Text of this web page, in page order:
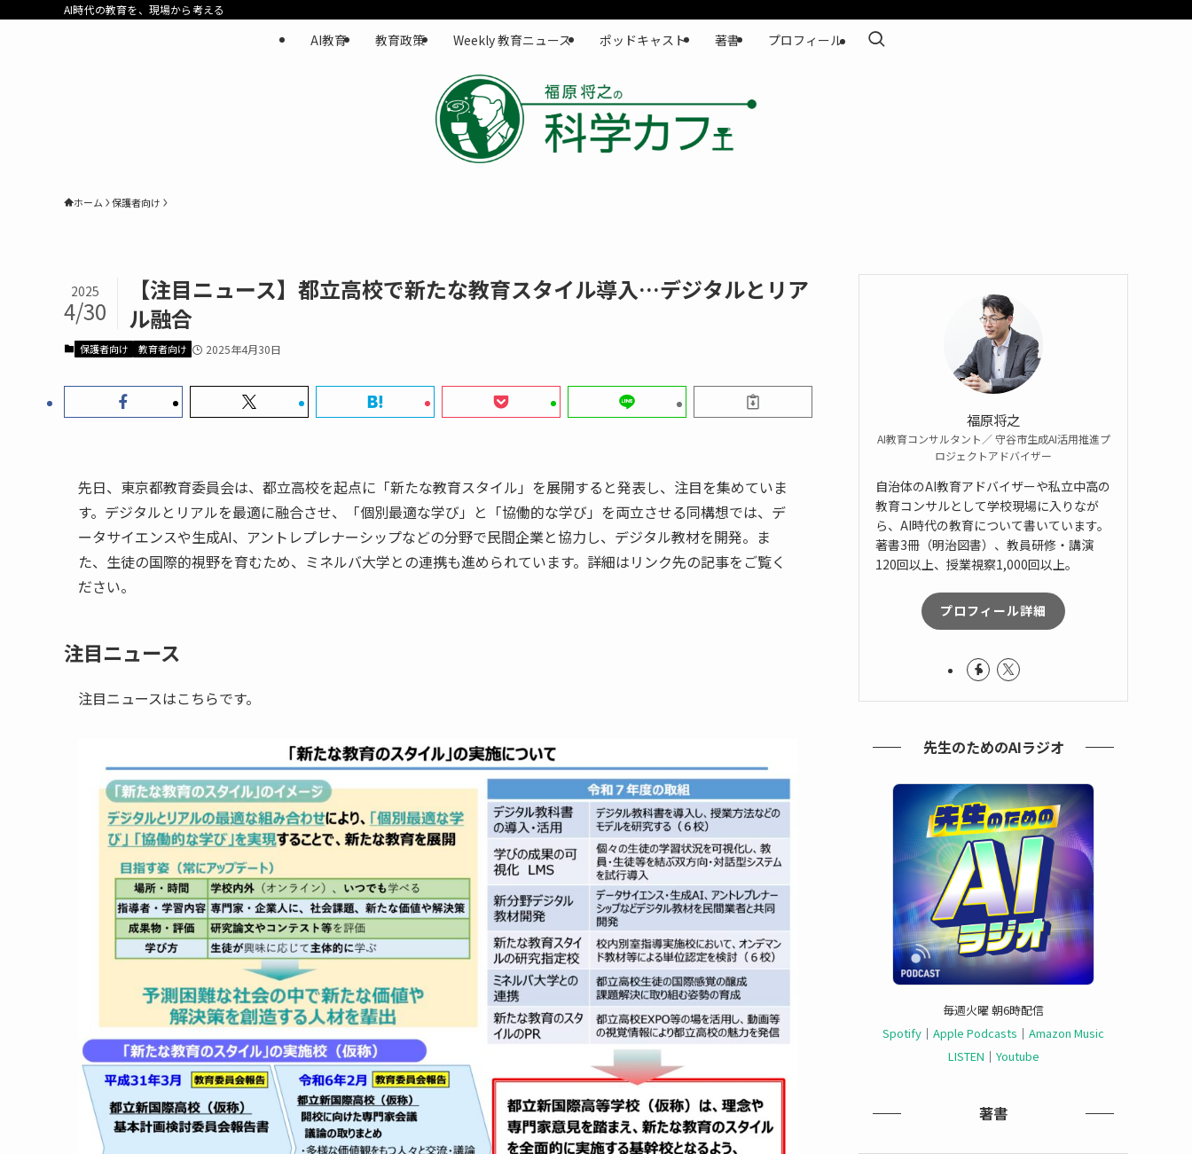
AI時代の教育を、現場から考える
AI教育 教育政策 Weekly 教育ニュース ポッドキャスト 著書 プロフィール
ホーム 保護者向け
【注目ニュース】都立高校で新たな教育スタイル導入…デジタルとリア
ル融合
2025
4/30
保護者向け 教育者向け 2025年4月30日
先日、東京都教育委員会は、都立高校を起点に「新たな教育スタイル」を展開すると発表し、注目を集めていま
す。デジタルとリアルを最適に融合させ、「個別最適な学び」と「協働的な学び」を両立させる同構想では、デ
ータサイエンスや生成AI、アントレプレナーシップなどの分野で民間企業と協力し、デジタル教材を開発。ま
た、生徒の国際的視野を育むため、ミネルバ大学との連携も進められています。詳細はリンク先の記事をご覧く
ださい。
注目ニュース
注目ニュースはこちらです。
福原将之
AI教育コンサルタント／ 守谷市生成AI活用推進プ
ロジェクトアドバイザー
自治体のAI教育アドバイザーや私立中高の
教育コンサルとして学校現場に入りなが
ら、AI時代の教育について書いています。
著書3冊（明治図書）、教員研修・講演
120回以上、授業視察1,000回以上。
プロフィール詳細
先生のためのAIラジオ
毎週火曜 朝6時配信
Spotify ｜ Apple Podcasts ｜ Amazon Music
LISTEN ｜ Youtube
著書